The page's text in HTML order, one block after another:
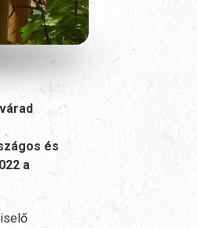
és
a